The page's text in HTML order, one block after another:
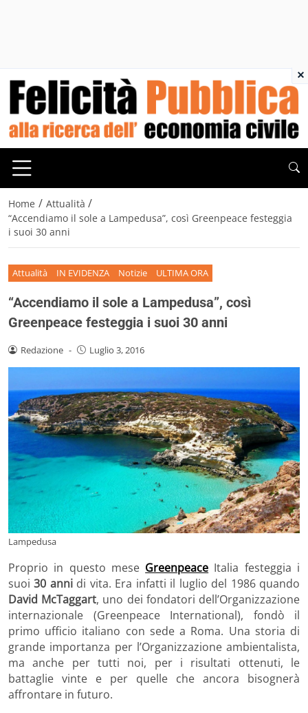
Home / Attualità /
“Accendiamo il sole a Lampedusa”, così Greenpeace festeggia
i suoi 30 anni
Attualità IN EVIDENZA Notizie ULTIMA ORA
“Accendiamo il sole a Lampedusa”, così
Greenpeace festeggia i suoi 30 anni
Redazione - Luglio 3, 2016
Lampedusa
Proprio in questo mese Greenpeace Italia festeggia i
suoi30 annidi vita. Era infatti il luglio del 1986 quando
David McTaggart, uno dei fondatori dell’Organizzazione
internazionale (Greenpeace International), fondò il
primo ufficio italiano con sede a Roma. Una storia di
grande importanza per l’Organizzazione ambientalista,
ma anche per tutti noi, per i risultati ottenuti, le
battaglie vinte e per quelle che ancora bisognerà
affrontare in futuro.
×